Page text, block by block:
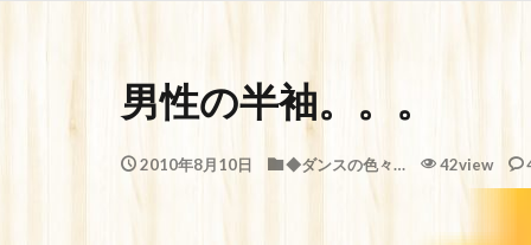
男性の半袖。。。
2010年8月10日 ◆ダンスの色々… 42view